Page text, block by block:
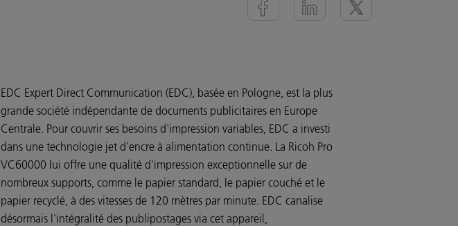
EDC Expert Direct Communication (EDC), basée en Pologne, est la plus
grande société indépendante de documents publicitaires en Europe
Centrale. Pour couvrir ses besoins d'impression variables, EDC a investi
dans une technologie jet d'encre à alimentation continue. La Ricoh Pro
VC60000 lui offre une qualité d'impression exceptionnelle sur de
nombreux supports, comme le papier standard, le papier couché et le
papier recyclé, à des vitesses de 120 mètres par minute. EDC canalise
désormais l'intégralité des publipostages via cet appareil,